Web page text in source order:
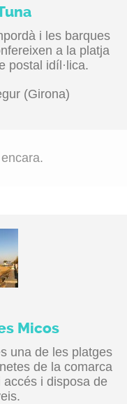
i les barques
a la platja
postal idíl·lica.
(Girona)
Micos
una de les platges
de la comarca
i disposa de